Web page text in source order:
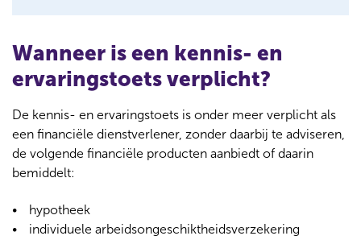
n
s
i
a
e
w
o
Wanneer is een kennis- en
ervaringstoets verplicht?
De kennis- en ervaringstoets is onder meer verplicht als
een financiële dienstverlener, zonder daarbij te adviseren,
de volgende financiële producten aanbiedt of daarin
bemiddelt:
hypotheek
individuele arbeidsongeschiktheidsverzekering